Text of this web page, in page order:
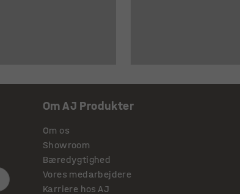
Om AJ Produkter
Om os
Showroom
Bæredygtighed
Vores medarbejdere
Karriere hos AJ